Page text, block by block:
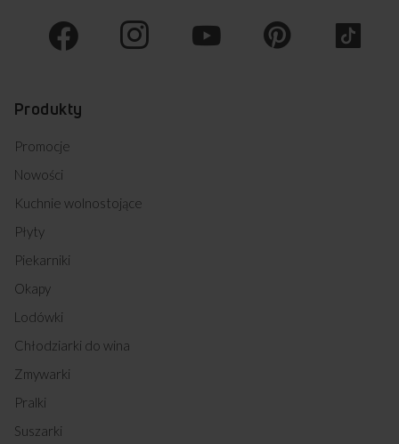
6118IE3.489HTADP(XX) P (kod: 58836)
6120IE3.392TADP(XX) PI (kod: 58837)
Produkty
Promocje
Nowości
Kuchnie wolnostojące
Płyty
Piekarniki
Okapy
Lodówki
Chłodziarki do wina
Zmywarki
Pralki
Suszarki